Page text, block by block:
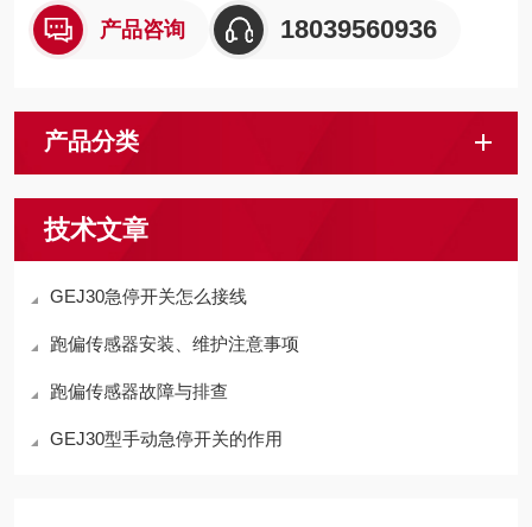
产品咨询 18039560936
产品分类
技术文章
GEJ30急停开关怎么接线
跑偏传感器安装、维护注意事项
跑偏传感器故障与排查
GEJ30型手动急停开关的作用